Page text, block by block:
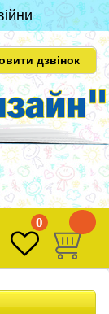
дзвінок
0